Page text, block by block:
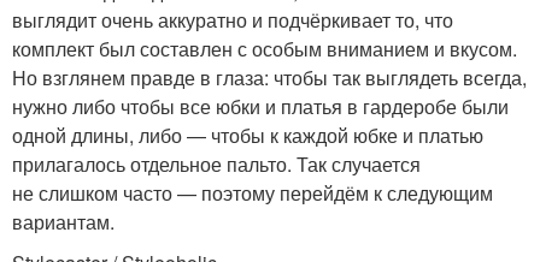
выглядит очень аккуратно и подчёркивает то, что
комплект был составлен с особым вниманием и вкусом.
Но взглянем правде в глаза: чтобы так выглядеть всегда,
нужно либо чтобы все юбки и платья в гардеробе были
одной длины, либо — чтобы к каждой юбке и платью
прилагалось отдельное пальто. Так случается
не слишком часто — поэтому перейдём к следующим
вариантам.